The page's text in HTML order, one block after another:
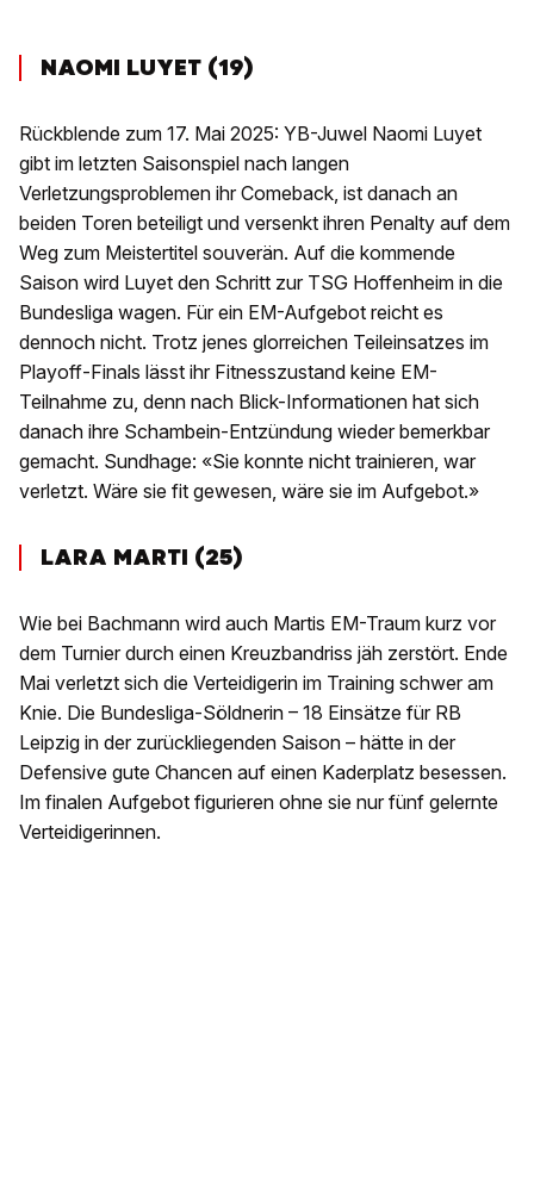
NAOMI LUYET (19)
Rückblende zum 17. Mai 2025: YB-Juwel Naomi Luyet
gibt im letzten Saisonspiel nach langen
Verletzungsproblemen ihr Comeback, ist danach an
beiden Toren beteiligt und versenkt ihren Penalty auf dem
Weg zum Meistertitel souverän. Auf die kommende
Saison wird Luyet den Schritt zur TSG Hoffenheim in die
Bundesliga wagen. Für ein EM-Aufgebot reicht es
dennoch nicht. Trotz jenes glorreichen Teileinsatzes im
Playoff-Finals lässt ihr Fitnesszustand keine EM-
Teilnahme zu, denn nach Blick-Informationen hat sich
danach ihre Schambein-Entzündung wieder bemerkbar
gemacht. Sundhage: «Sie konnte nicht trainieren, war
verletzt. Wäre sie fit gewesen, wäre sie im Aufgebot.»
LARA MARTI (25)
Wie bei Bachmann wird auch Martis EM-Traum kurz vor
dem Turnier durch einen Kreuzbandriss jäh zerstört. Ende
Mai verletzt sich die Verteidigerin im Training schwer am
Knie. Die Bundesliga-Söldnerin – 18 Einsätze für RB
Leipzig in der zurückliegenden Saison – hätte in der
Defensive gute Chancen auf einen Kaderplatz besessen.
Im finalen Aufgebot figurieren ohne sie nur fünf gelernte
Verteidigerinnen.